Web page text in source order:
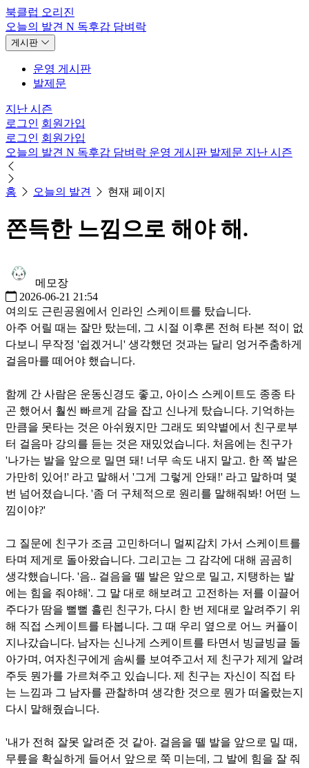
북클럽 오리진
오늘의 발견 N 독후감 담벼락
게시판
운영 게시판
발제문
지난 시즌
로그인 회원가입
로그인 회원가입
오늘의 발견 N 독후감 담벼락 운영 게시판 발제문 지난 시즌
홈 오늘의 발견 현재 페이지
쫀득한 느낌으로 해야 해.
메모장
2026-06-21 21:54
여의도 근린공원에서 인라인 스케이트를 탔습니다.
아주 어릴 때는 잘만 탔는데, 그 시절 이후론 전혀 타본 적이 없
다보니 무작정 '쉽겠거니' 생각했던 것과는 달리 엉거주춤하게
걸음마를 떼어야 했습니다.
함께 간 사람은 운동신경도 좋고, 아이스 스케이트도 종종 타
곤 했어서 훨씬 빠르게 감을 잡고 신나게 탔습니다. 기억하는
만큼을 못타는 것은 아쉬웠지만 그래도 뙤약볕에서 친구로부
터 걸음마 강의를 듣는 것은 재밌었습니다. 처음에는 친구가
'나가는 발을 앞으로 밀면 돼! 너무 속도 내지 말고. 한 쪽 발은
가만히 있어!' 라고 말해서 '그게 그렇게 안돼!' 라고 말하며 몇
번 넘어졌습니다. '좀 더 구체적으로 원리를 말해줘봐! 어떤 느
낌이야?'
그 질문에 친구가 조금 고민하더니 멀찌감치 가서 스케이트를
타며 제게로 돌아왔습니다. 그리고는 그 감각에 대해 곰곰히
생각했습니다. '음.. 걸음을 뗄 발은 앞으로 밀고, 지탱하는 발
에는 힘을 줘야해'. 그 말 대로 해보려고 고전하는 저를 이끌어
주다가 땀을 뻘뻘 흘린 친구가, 다시 한 번 제대로 알려주기 위
해 직접 스케이트를 타봅니다. 그 때 우리 옆으로 어느 커플이
지나갔습니다. 남자는 신나게 스케이트를 타면서 빙글빙글 돌
아가며, 여자친구에게 솜씨를 보여주고서 제 친구가 제게 알려
주듯 뭔가를 가르쳐주고 있습니다. 제 친구는 자신이 직접 타
는 느낌과 그 남자를 관찰하며 생각한 것으로 뭔가 떠올랐는지
다시 말해줬습니다.
'내가 전혀 잘못 알려준 것 같아. 걸음을 뗄 발을 앞으로 밀 때,
무릎을 확실하게 들어서 앞으로 쭉 미는데, 그 발에 힘을 잘 줘